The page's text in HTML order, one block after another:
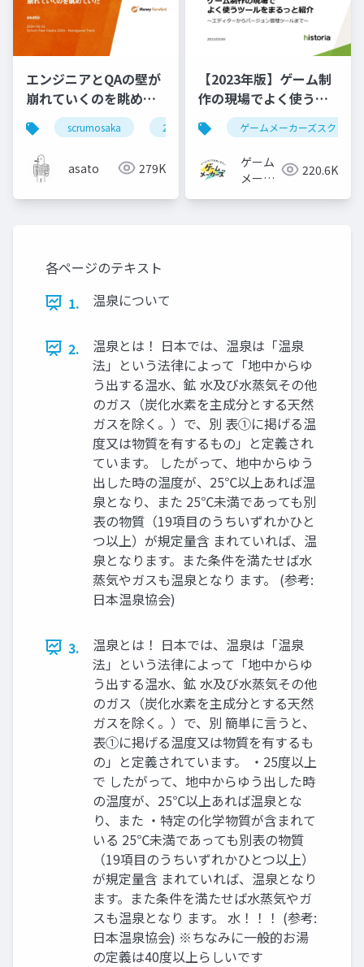
エンジニアとQAの壁が
崩れていくのを眺めて
いた #scrumosaka
scrumosaka 2024 scrum agile
asato 279K
【2023年版】ゲーム制
作の現場でよく使うツ
ールをまるっと紹介
ゲームメーカーズスクラン
ゲーム
メーカ
220.6K
各ページのテキスト
1.
温泉について
2.
温泉とは！ 日本では、温泉は「温泉
法」という法律によって「地中からゆ
う出する温水、鉱 水及び水蒸気その他
のガス（炭化水素を主成分とする天然
ガスを除く。）で、別 表①に掲げる温
度又は物質を有するもの」と定義され
ています。 したがって、地中からゆう
出した時の温度が、25℃以上あれば温
泉となり、また 25℃未満であっても別
表の物質（19項目のうちいずれかひと
つ以上）が規定量含 まれていれば、温
泉となります。また条件を満たせば水
蒸気やガスも温泉となり ます。 (参考:
日本温泉協会)
3.
温泉とは！ 日本では、温泉は「温泉
法」という法律によって「地中からゆ
う出する温水、鉱 水及び水蒸気その他
のガス（炭化水素を主成分とする天然
ガスを除く。）で、別 簡単に言うと、
表①に掲げる温度又は物質を有するも
の」と定義されています。 ・25度以上
で したがって、地中からゆう出した時
の温度が、25℃以上あれば温泉とな
り、また ・特定の化学物質が含まれて
いる 25℃未満であっても別表の物質
（19項目のうちいずれかひとつ以上）
が規定量含 まれていれば、温泉となり
ます。また条件を満たせば水蒸気やガ
スも温泉となり ます。 水！！！ (参考:
日本温泉協会) ※ちなみに一般的お湯
の定義は40度以上らしいです